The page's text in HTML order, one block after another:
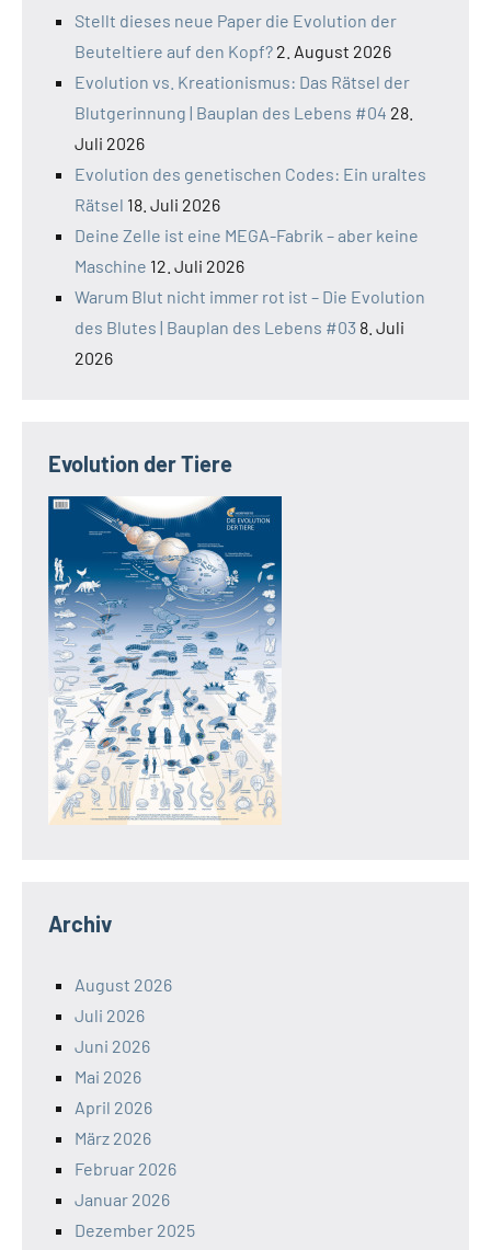
Stellt dieses neue Paper die Evolution der
Beuteltiere auf den Kopf? 2. August 2026
Evolution vs. Kreationismus: Das Rätsel der
Blutgerinnung | Bauplan des Lebens #04 28.
Juli 2026
Evolution des genetischen Codes: Ein uraltes
Rätsel 18. Juli 2026
Deine Zelle ist eine MEGA-Fabrik – aber keine
Maschine 12. Juli 2026
Warum Blut nicht immer rot ist – Die Evolution
des Blutes | Bauplan des Lebens #03 8. Juli
2026
Evolution der Tiere
Archiv
August 2026
Juli 2026
Juni 2026
Mai 2026
April 2026
März 2026
Februar 2026
Januar 2026
Dezember 2025